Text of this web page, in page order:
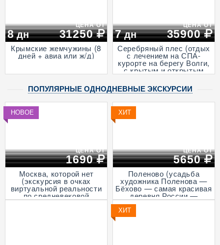
апрель - октябрь)
8дн
ЦЕНА ОТ
31250
Крымские жемчужины (8
дней + авиа или ж/д)
7дн
ЦЕНА ОТ
35900
Серебряный плес (отдых
с лечением на СПА-
курорте на берегу Волги,
с крытым и открытым
бассейнами и
анимационными
программами, 7 дней + ж/
д)
ПОПУЛЯРНЫЕ ОДНОДНЕВНЫЕ ЭКСКУРСИИ
НОВОЕ
ЦЕНА ОТ
1690
Москва, которой нет
(экскурсия в очках
виртуальной реальности
по средневековой
столице, пешеходная)
ХИТ
ЦЕНА ОТ
5650
Поленово (усадьба
художника Поленова —
Бёхово — самая красивая
деревня России —
Итальянская ротонда в
Подмоклово, с прогулкой
на теплоходе по Оке)
ХИТ